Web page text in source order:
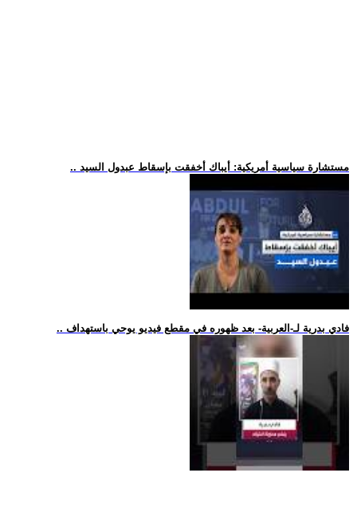
.. مستشارة سياسية أمريكية: أيباك أخفقت بإسقاط عبدول السيد
.. فادي بدرية لـ-العربية- بعد ظهوره في مقطع فيديو يوحي باستهداف